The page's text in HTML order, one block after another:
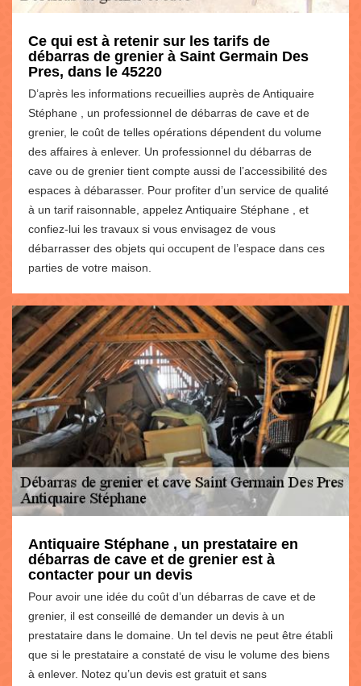
Ce qui est à retenir sur les tarifs de
débarras de grenier à Saint Germain Des
Pres, dans le 45220
D’après les informations recueillies auprès de Antiquaire
Stéphane , un professionnel de débarras de cave et de
grenier, le coût de telles opérations dépendent du volume
des affaires à enlever. Un professionnel du débarras de
cave ou de grenier tient compte aussi de l’accessibilité des
espaces à débarasser. Pour profiter d’un service de qualité
à un tarif raisonnable, appelez Antiquaire Stéphane , et
confiez-lui les travaux si vous envisagez de vous
débarrasser des objets qui occupent de l’espace dans ces
parties de votre maison.
Antiquaire Stéphane , un prestataire en
débarras de cave et de grenier est à
contacter pour un devis
Pour avoir une idée du coût d’un débarras de cave et de
grenier, il est conseillé de demander un devis à un
prestataire dans le domaine. Un tel devis ne peut être établi
que si le prestataire a constaté de visu le volume des biens
à enlever. Notez qu’un devis est gratuit et sans